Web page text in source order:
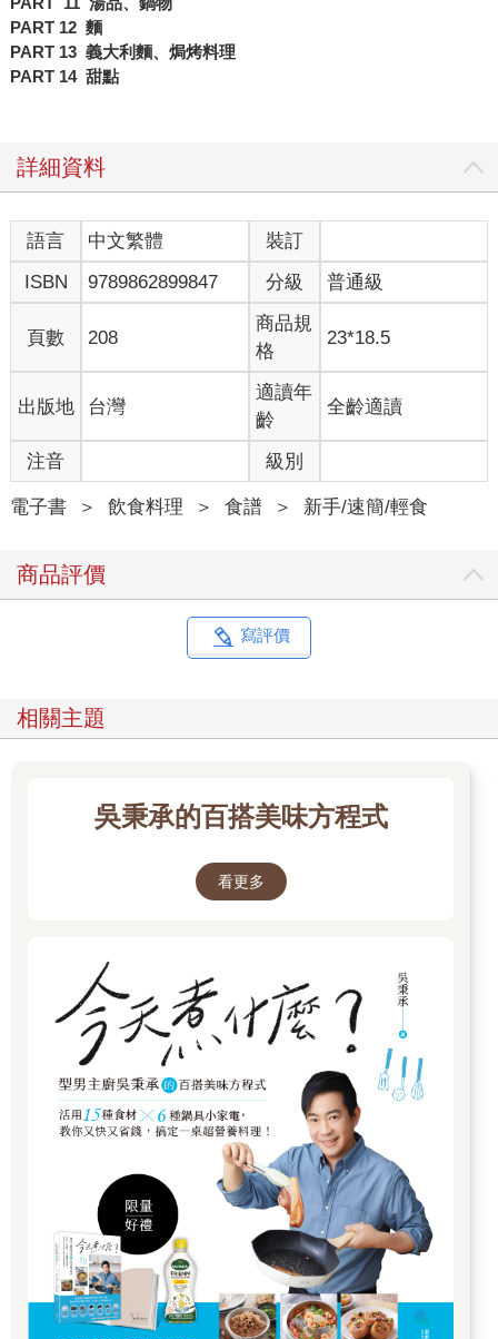
PART 12 麵
PART 13 義大利麵、焗烤料理
PART 14 甜點
詳細資料
語言 中文繁體
裝訂
ISBN
9789862899847 分級 普通級
頁數 208
商品規
格
23*18.5
出版地 台灣
適讀年
齡
全齡適讀
注音 級別
電子書 ＞ 飲食料理 ＞ 食譜 ＞ 新手/速簡/輕食
商品評價
寫評價
相關主題
吳秉承的百搭美味方程式
看更多